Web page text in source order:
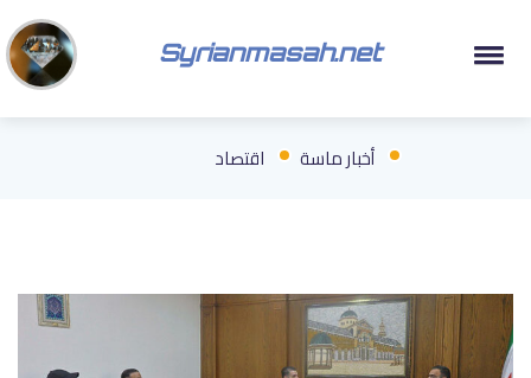
Syrianmasah.net
أخبار ماسة اقتصاد